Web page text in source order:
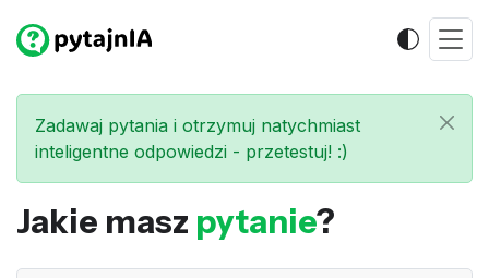
Zadawaj pytania i otrzymuj natychmiast
inteligentne odpowiedzi - przetestuj! :)
Jakie masz pytanie?